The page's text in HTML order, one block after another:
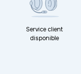
Service client
disponible